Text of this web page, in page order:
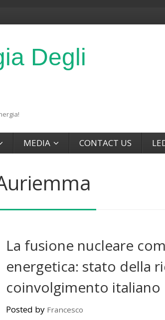
Degli
MEDIA CONTACT US
La fusione nucleare
energetica: stato della
coinvolgimento italiano
Posted by Francesco